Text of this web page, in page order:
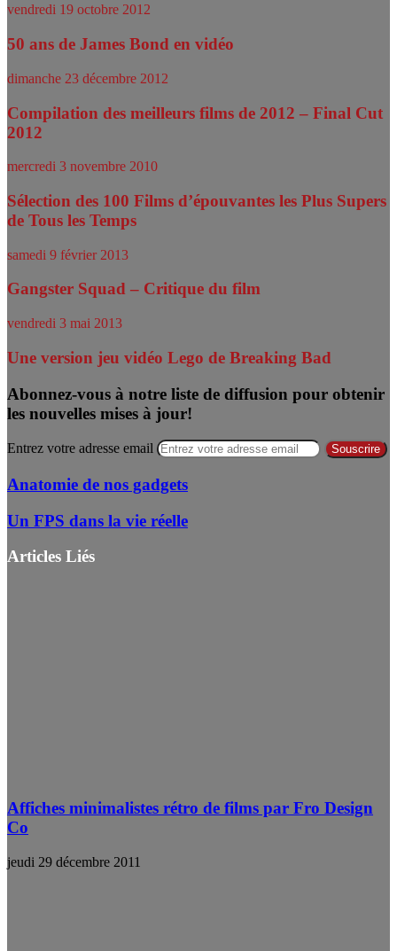
vendredi 19 octobre 2012
50 ans de James Bond en vidéo
dimanche 23 décembre 2012
Compilation des meilleurs films de 2012 – Final Cut
2012
mercredi 3 novembre 2010
Sélection des 100 Films d’épouvantes les Plus Supers
de Tous les Temps
samedi 9 février 2013
Gangster Squad – Critique du film
vendredi 3 mai 2013
Une version jeu vidéo Lego de Breaking Bad
Abonnez-vous à notre liste de diffusion pour obtenir
les nouvelles mises à jour!
Entrez votre adresse email
Anatomie de nos gadgets
Un FPS dans la vie réelle
Articles Liés
Affiches minimalistes rétro de films par Fro Design
Co
jeudi 29 décembre 2011